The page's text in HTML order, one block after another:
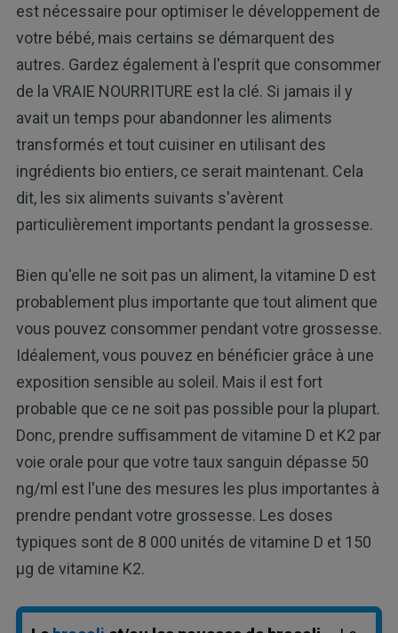
est nécessaire pour optimiser le développement de
votre bébé, mais certains se démarquent des
autres. Gardez également à l'esprit que consommer
de la VRAIE NOURRITURE est la clé. Si jamais il y
avait un temps pour abandonner les aliments
transformés et tout cuisiner en utilisant des
ingrédients bio entiers, ce serait maintenant. Cela
dit, les six aliments suivants s'avèrent
particulièrement importants pendant la grossesse.
Bien qu'elle ne soit pas un aliment, la vitamine D est
probablement plus importante que tout aliment que
vous pouvez consommer pendant votre grossesse.
Idéalement, vous pouvez en bénéficier grâce à une
exposition sensible au soleil. Mais il est fort
probable que ce ne soit pas possible pour la plupart.
Donc, prendre suffisamment de vitamine D et K2 par
voie orale pour que votre taux sanguin dépasse 50
ng/ml est l'une des mesures les plus importantes à
prendre pendant votre grossesse. Les doses
typiques sont de 8 000 unités de vitamine D et 150
µg de vitamine K2.